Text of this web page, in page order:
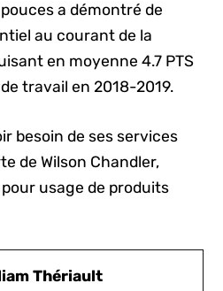
a démontré de
au courant de la
en moyenne 4.7 PTS
travail en 2018-2019.
besoin de ses services
de Wilson Chandler,
usage de produits
Thériault